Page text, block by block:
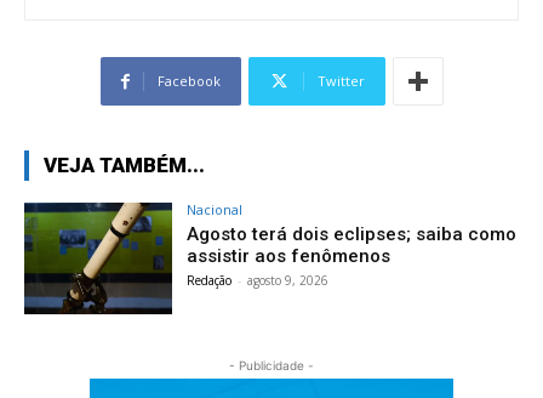
Facebook Twitter
VEJA TAMBÉM...
Nacional
Agosto terá dois eclipses; saiba como
assistir aos fenômenos
Redação - agosto 9, 2026
- Publicidade -